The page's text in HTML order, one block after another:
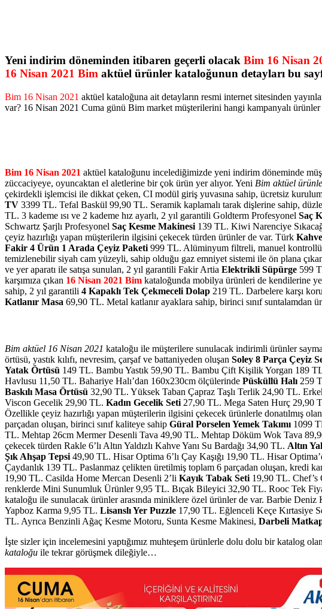
Yeni indirim döneminden itibaren geçerli olacak Bim 16 Nisan
16 Nisan 2021 Bim aktüel ürünler kataloğunun detayları bu
Bim 16 Nisan 2021 aktüel kataloğuna ait detayların resmi internet sitesinden
var? 16 Nisan 2021 Cuma günü Bim market müşterilerini hangi kampanyalı
Bim 16 Nisan 2021 aktüel kataloğunu incelediğimizde yeni indirim döneminde
züccaciyeye, oyuncaktan el aletlerine bir çok ürün yer alıyor. Yeni Bim aktüel
çekirdekli işlemcisi ile dikkat çeken, CI modül giriş yuvasına sahip, ücretsiz
TV 3399 TL. Tefal Baskül 99,90 TL. Seramik kaplamalı tarak dişlerine sahip,
TL. 3 kademe ısı ve 2 kademe hız ayarlı, 2 yıl garantili Goldterm Profesyonel Saç
Schwartz Şarjlı Profesyonel Saç Kesme Makinesi 139 TL. Kiwi Narenciye
çeyiz hazırlığı yapan müşterilerin ilgisini çekecek türden ürünler de var. Türk
Fakir 4 Ürün 1 Arada Çeyiz Paketi 999 TL. Alüminyum filtreli, manuel
temizlenebilir siyah cam yüzeyli, sahip olduğu gaz emniyet sistemi ile ön plana
ve yer aparatı ile satışa sunulan, 2 yıl garantili Fakir Artia Elektrikli Süpürge 599
karşımıza çıkan 16 Nisan 2021 Bim kataloğunda mobilya ürünleri de kendilerine
sahip, 2 yıl garantili 4 Kapaklı Tek Çekmeceli Dolap 219 TL. Darbelere karşı
Katlanır Masa 69,90 TL. Metal katlanır ayaklara sahip, birinci sınıf suntalamdan
Bim aktüel 16 Nisan 2021 kataloğu ile müşterilere sunulacak indirimli ürünler
örtüsü, yastık kılıfı, nevresim, çarşaf ve battaniyeden oluşan Soley 8 Parça Çeyiz
Yatak Örtüsü 149 TL. Bambu Yastık 59,90 TL. Bambu Çift Kişilik Yorgan 189
Havlusu 11,50 TL. Bahariye Halı’dan 160x230cm ölçülerinde Püsküllü Halı259
Baskılı Masa Örtüsü 32,90 TL. Yüksek Taban Çapraz Taşlı Terlik 24,90 TL.
Viscon Gecelik 29,90 TL. Kadın Gecelik Seti27,90 TL. Mega Saten Hurç 29,90
Özellikle çeyiz hazırlığı yapan müşterilerin ilgisini çekecek ürünlerle donatılmış olan
parçadan oluşan, birinci sınıf kaliteye sahip Güral Porselen Yemek Takımı1099
TL. Mehtap 26cm Mermer Desenli Tava 49,90 TL. Mehtap Döküm Wok Tava
çekecek türden Rakle 6’lı Altın Yaldızlı Kahve Yanı Su Bardağı 34,90 TL. Altın
Şık Ahşap Tepsi49,90 TL. Hisar Optima 6’lı Çay Kaşığı 19,90 TL. Hisar
Çaydanlık 139 TL. Paslanmaz çelikten üretilmiş toplam 6 parçadan oluşan, kredi
19,90 TL. Casilda Home Mercan Desenli 2’li Kayık Tabak Seti19,90 TL. Chef’s
renklerde Mini Sunumluk Ürünler 9,95 TL. Bıçak Bileyici 32,90 TL. Rooc Tek
kataloğu ile sunulacak ürünler arasında miniklere özel ürünler de var. Barbie Deniz
Yapboz Karma 9,95 TL. Lisanslı Yer Puzzle 17,90 TL. Eğlenceli Keçe Kırtasiye
TL. Ayrıca Benzinli Ağaç Kesme Motoru, Sunta Kesme Makinesi, Darbeli
İşte sizler için incelemesini yaptığımız muhteşem ürünlerle dolu dolu bir katalog
kataloğu ile tekrar görüşmek dileğiyle…